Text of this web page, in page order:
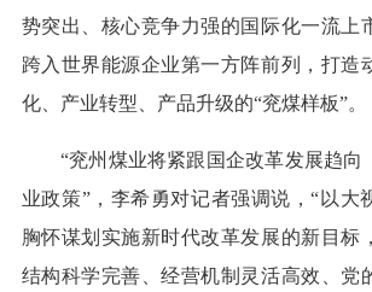
势突出、核心竞争力强的国际化一流上
跨入世界能源企业第一方阵前列，打造
化、产业转型、产品升级的“兖煤样板”。
“兖州煤业将紧跟国企改革发展趋向
业政策”，李希勇对记者强调说，“以大
胸怀谋划实施新时代改革发展的新目标
结构科学完善、经营机制灵活高效、党